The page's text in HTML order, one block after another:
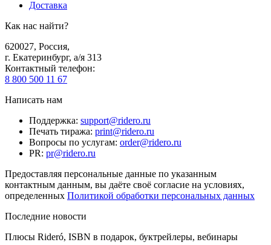
Доставка
Как нас найти?
620027, Россия,
г. Екатеринбург, а/я 313
Контактный телефон:
8 800 500 11 67
Написать нам
Поддержка: support@ridero.ru
Печать тиража: print@ridero.ru
Вопросы по услугам: order@ridero.ru
PR: pr@ridero.ru
Предоставляя персональные данные по указанным
контактным данным, вы даёте своё согласие на условиях,
определенных Политикой обработки персональных данных
Последние новости
Плюсы Rideró, ISBN в подарок, буктрейлеры, вебинары